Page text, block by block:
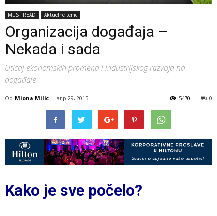
MUST READ Aktuelne teme
Organizacija događaja –
Nekada i sada
Uticaj ekonomskih promena i industrijskog razvoja na
događaje
Od Miona Milic - апр 29, 2015 0
5470
Kako je sve počelo?